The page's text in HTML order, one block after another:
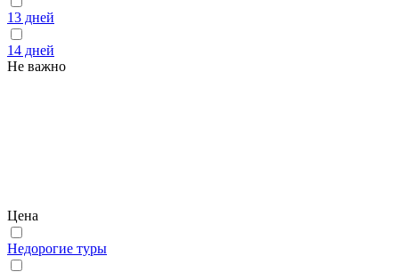
13 дней
14 дней
Не важно
Цена
Недорогие туры